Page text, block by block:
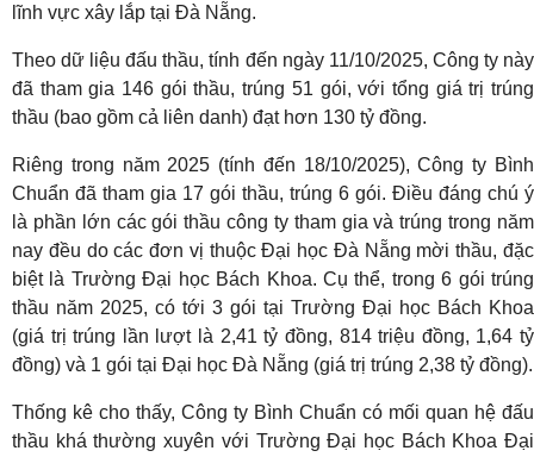
lĩnh vực xây lắp tại Đà Nẵng.
Theo dữ liệu đấu thầu, tính đến ngày 11/10/2025, Công ty này
đã tham gia 146 gói thầu, trúng 51 gói, với tổng giá trị trúng
thầu (bao gồm cả liên danh) đạt hơn 130 tỷ đồng.
Riêng trong năm 2025 (tính đến 18/10/2025), Công ty Bình
Chuẩn đã tham gia 17 gói thầu, trúng 6 gói. Điều đáng chú ý
là phần lớn các gói thầu công ty tham gia và trúng trong năm
nay đều do các đơn vị thuộc Đại học Đà Nẵng mời thầu, đặc
biệt là Trường Đại học Bách Khoa. Cụ thể, trong 6 gói trúng
thầu năm 2025, có tới 3 gói tại Trường Đại học Bách Khoa
(giá trị trúng lần lượt là 2,41 tỷ đồng, 814 triệu đồng, 1,64 tỷ
đồng) và 1 gói tại Đại học Đà Nẵng (giá trị trúng 2,38 tỷ đồng).
Thống kê cho thấy, Công ty Bình Chuẩn có mối quan hệ đấu
thầu khá thường xuyên với Trường Đại học Bách Khoa Đại